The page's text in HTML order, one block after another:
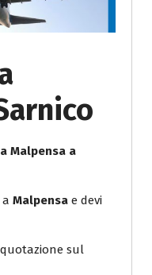
Malpensa a
Malpensa e devi
sul